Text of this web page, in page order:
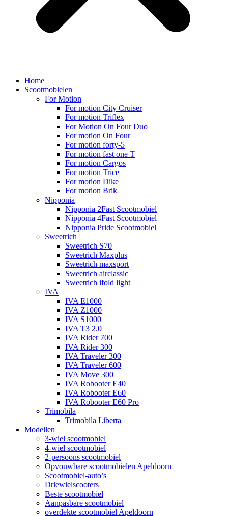
Home
Scootmobielen
For Motion
For motion City Cruiser
For motion Triflex
For Motion On Four Duo
For motion On Four
For motion forty-5
For motion fast one T
For motion Cargos
For motion Trice
For motion Dike
For motion Brik
Nipponia
Nipponia 2Fast Scootmobiel
Nipponia 4Fast Scootmobiel
Nipponia Pride Scootmobiel
Sweetrich
Sweetrich S70
Sweetrich Maxplus
Sweetrich maxsport
Sweetrich airclassic
Sweetrich ifold light
IVA
IVA E1000
IVA Z1000
IVA S1000
IVA T3 2.0
IVA Rider 700
IVA Rider 300
IVA Traveler 300
IVA Traveler 600
IVA Move 300
IVA Robooter E40
IVA Robooter E60
IVA Robooter E60 Pro
Trimobila
Trimobila Liberta
Modellen
3-wiel scootmobiel
4-wiel scootmobiel
2-persoons scootmobiel
Opvouwbare scootmobielen Apeldoorn
Scootmobiel-auto’s
Driewielscooters
Beste scootmobiel
Aanpasbare scootmobiel
overdekte scootmobiel Apeldoorn